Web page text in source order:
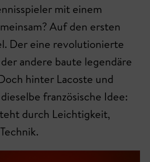
mit einem
Auf den ersten
Der eine revolutionierte
andere baute legendäre
hinter Lacoste und
französische Idee:
durch Leichtigkeit,